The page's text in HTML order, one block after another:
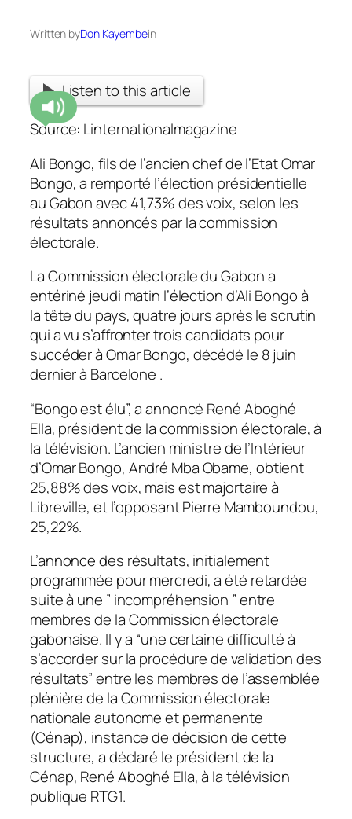
Written byDon Kayembein
Listen to this article
Source: Linternationalmagazine
Ali Bongo, fils de l’ancien chef de l’Etat Omar
Bongo, a remporté l’élection présidentielle
au Gabon avec 41,73% des voix, selon les
résultats annoncés par la commission
électorale.
La Commission électorale du Gabon a
entériné jeudi matin l’élection d’Ali Bongo à
la tête du pays, quatre jours après le scrutin
qui a vu s’affronter trois candidats pour
succéder à Omar Bongo, décédé le 8 juin
dernier à Barcelone .
“Bongo est élu”, a annoncé René Aboghé
Ella, président de la commission électorale, à
la télévision. L’ancien ministre de l’Intérieur
d’Omar Bongo, André Mba Obame, obtient
25,88% des voix, mais est majortaire à
Libreville, et l’opposant Pierre Mamboundou,
25,22%.
L’annonce des résultats, initialement
programmée pour mercredi, a été retardée
suite à une ” incompréhension ” entre
membres de la Commission électorale
gabonaise. Il y a “une certaine difficulté à
s’accorder sur la procédure de validation des
résultats” entre les membres de l’assemblée
plénière de la Commission électorale
nationale autonome et permanente
(Cénap), instance de décision de cette
structure, a déclaré le président de la
Cénap, René Aboghé Ella, à la télévision
publique RTG1.